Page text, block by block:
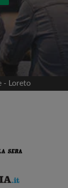
- Loreto